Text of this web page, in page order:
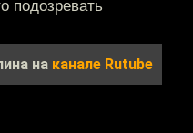
подозревать
на канале Rutube